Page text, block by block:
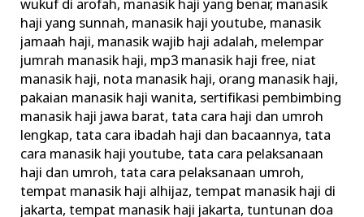
wukuf di arofah, manasik haji yang benar, manasik
haji yang sunnah, manasik haji youtube, manasik
jamaah haji, manasik wajib haji adalah, melempar
jumrah manasik haji, mp3 manasik haji free, niat
manasik haji, nota manasik haji, orang manasik haji,
pakaian manasik haji wanita, sertifikasi pembimbing
manasik haji jawa barat,tata cara haji dan umroh
lengkap,tata cara ibadah haji dan bacaannya,tata
cara manasik haji youtube,tata cara pelaksanaan
haji dan umroh,tata cara pelaksanaan umroh,
tempat manasik haji alhijaz,tempat manasik haji di
jakarta,tempat manasik haji jakarta,tuntunan doa